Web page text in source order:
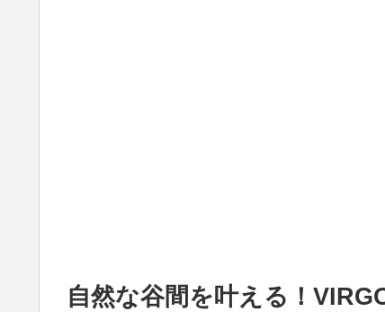
自然な谷間を叶える！